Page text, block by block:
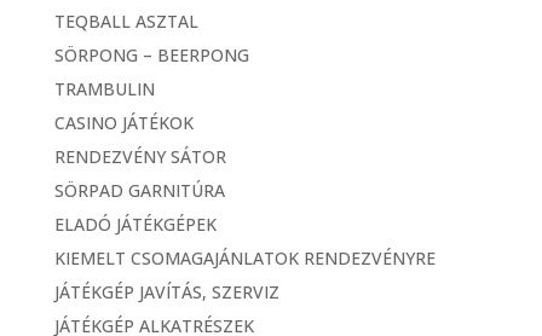
TEQBALL ASZTAL
SÖRPONG – BEERPONG
TRAMBULIN
CASINO JÁTÉKOK
RENDEZVÉNY SÁTOR
SÖRPAD GARNITÚRA
ELADÓ JÁTÉKGÉPEK
KIEMELT CSOMAGAJÁNLATOK RENDEZVÉNYRE
JÁTÉKGÉP JAVÍTÁS, SZERVIZ
JÁTÉKGÉP ALKATRÉSZEK